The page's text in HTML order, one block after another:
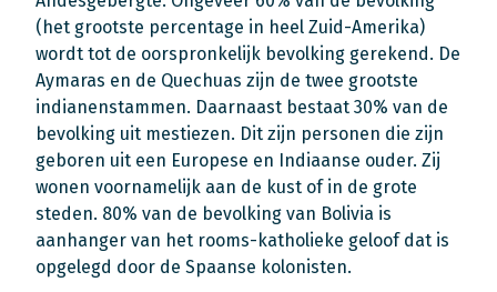
(het grootste percentage in heel Zuid-Amerika)
wordt tot de oorspronkelijk bevolking gerekend. De
Aymaras en de Quechuas zijn de twee grootste
indianenstammen. Daarnaast bestaat 30% van de
bevolking uit mestiezen. Dit zijn personen die zijn
geboren uit een Europese en Indiaanse ouder. Zij
wonen voornamelijk aan de kust of in de grote
steden. 80% van de bevolking van Bolivia is
aanhanger van het rooms-katholieke geloof dat is
opgelegd door de Spaanse kolonisten.